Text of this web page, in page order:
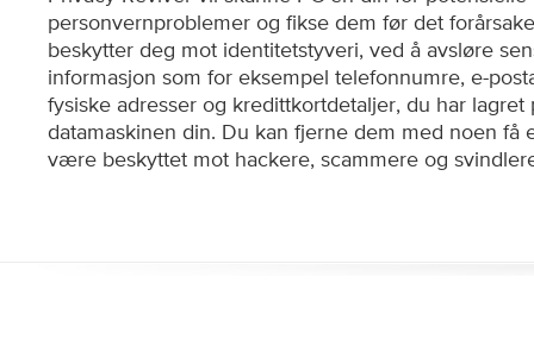
personvernproblemer og fikse dem før det
beskytter deg mot identitetstyveri, ved å avsløre
informasjon som for eksempel telefonnumre, e-
fysiske adresser og kredittkortdetaljer, du har lagret
datamaskinen din. Du kan fjerne dem med noen få
være beskyttet mot hackere, scammere og